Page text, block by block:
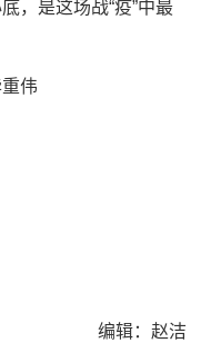
，是这场战“疫”中最
伟
编辑：赵洁